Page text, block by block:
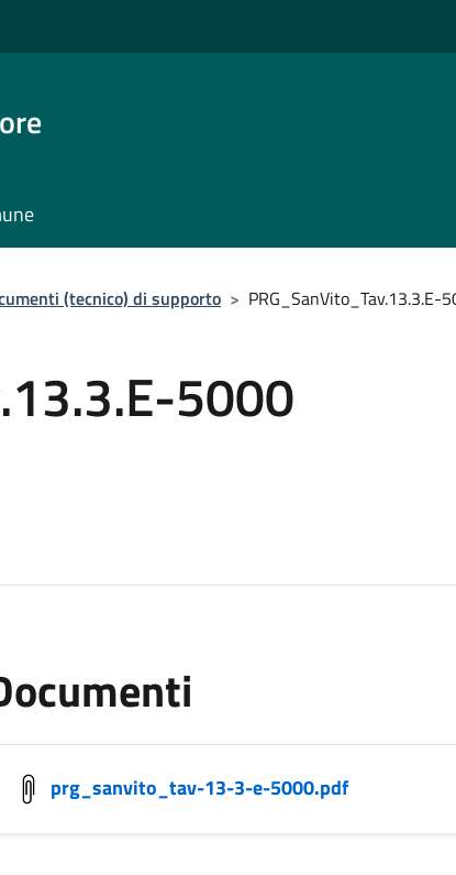
(tecnico) di supporto > PRG_SanVito_Tav.13.3.E-
5000
prg_sanvito_tav-13-3-e-5000.pdf